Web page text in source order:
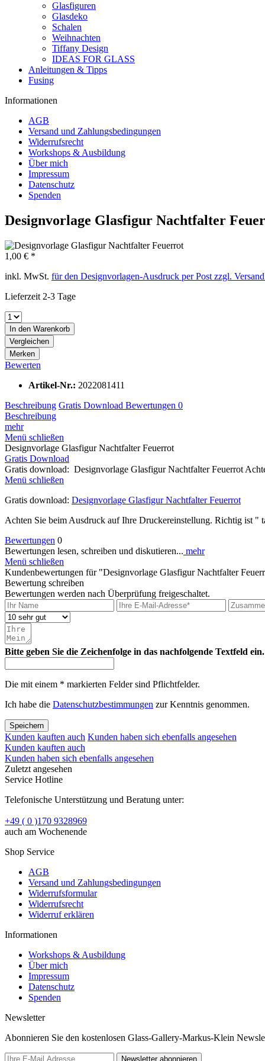
Glasfiguren
Glasdeko
Schalen
Weihnachten
Tiffany Design
IDEAS FOR GLASS
Anleitungen & Tipps
Fusing
Informationen
AGB
Versand und Zahlungsbedingungen
Widerrufsrecht
Workshops & Ausbildung
Über mich
Impressum
Datenschutz
Spenden
Designvorlage Glasfigur Nachtfalter
1,00 € *
inkl. MwSt. für den Designvorlagen-Ausdruck per Post zzgl.
Lieferzeit 2-3 Tage
In den Warenkorb
Vergleichen
Merken
Bewerten
Artikel-Nr.: 2022081411
Beschreibung Gratis Download Bewertungen 0
Beschreibung
mehr
Menü schließen
Designvorlage Glasfigur Nachtfalter Feuerrot
Gratis Download
Gratis download: Designvorlage Glasfigur Nachtfalter Feuerrot
Menü schließen
Gratis download: Designvorlage Glasfigur Nachtfalter Feuerrot
Achten Sie beim Ausdruck auf Ihre Druckereinstellung. Richtig ist "
Bewertungen 0
Bewertungen lesen, schreiben und diskutieren... mehr
Menü schließen
Kundenbewertungen für "Designvorlage Glasfigur Nachtfalter
Bewertung schreiben
Bewertungen werden nach Überprüfung freigeschaltet.
Bitte geben Sie die Zeichenfolge in das nachfolgende Textfeld ein.
Die mit einem * markierten Felder sind Pflichtfelder.
Ich habe die Datenschutzbestimmungen zur Kenntnis genommen.
Speichern
Kunden kauften auch Kunden haben sich ebenfalls angesehen
Kunden kauften auch
Kunden haben sich ebenfalls angesehen
Zuletzt angesehen
Service Hotline
Telefonische Unterstützung und Beratung unter:
+49 ( 0 )170 9328969
auch am Wochenende
Shop Service
AGB
Versand und Zahlungsbedingungen
Widerrufsformular
Widerrufsrecht
Widerruf erklären
Informationen
Workshops & Ausbildung
Über mich
Impressum
Datenschutz
Spenden
Newsletter
Abonnieren Sie den kostenlosen Glass-Gallery-Markus-Klein
Newsletter abonnieren